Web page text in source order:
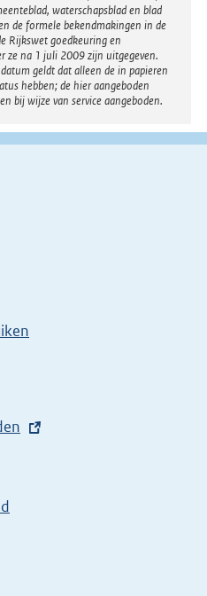
waterschapsblad en blad
de formele bekendmakingen in de
Rijkswet goedkeuring en
ze na 1 juli 2009 zijn uitgegeven.
geldt dat alleen de in papieren
hebben; de hier aangeboden
bij wijze van service aangeboden.